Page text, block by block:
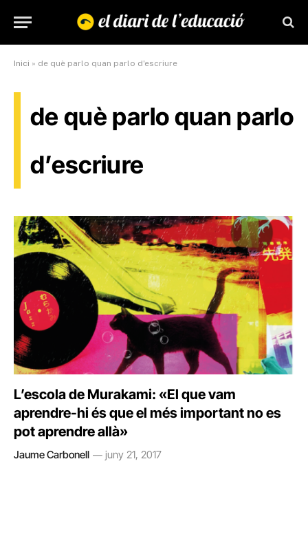
Inici » de què parlo quan parlo d'escriure
de què parlo quan parlo
d’escriure
L’escola de Murakami: «El que vam
aprendre-hi és que el més important no es
pot aprendre allà»
Jaume Carbonell juny 21, 2017